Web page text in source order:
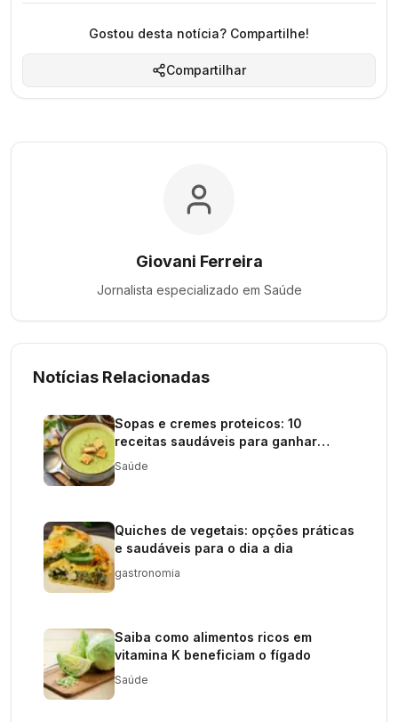
Gostou desta notícia? Compartilhe!
Compartilhar
Giovani Ferreira
Jornalista especializado em Saúde
Notícias Relacionadas
Sopas e cremes proteicos: 10
receitas saudáveis para ganhar
massa
Saúde
Quiches de vegetais: opções práticas
e saudáveis para o dia a dia
gastronomia
Saiba como alimentos ricos em
vitamina K beneficiam o fígado
Saúde